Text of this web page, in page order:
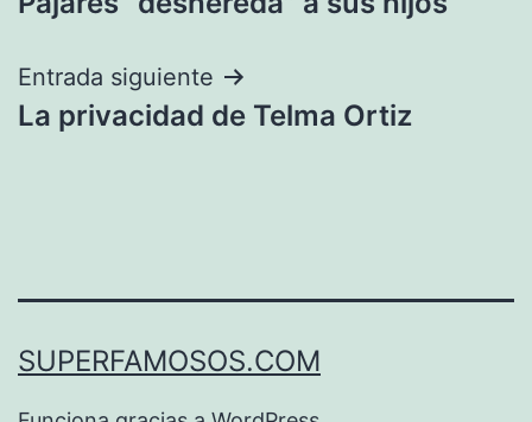
de
entradas
Entrada siguiente
La privacidad de Telma Ortiz
SUPERFAMOSOS.COM